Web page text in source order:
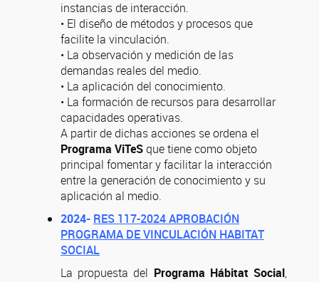
instancias de interacción.
• El diseño de métodos y procesos que
facilite la vinculación.
• La observación y medición de las
demandas reales del medio.
• La aplicación del conocimiento.
• La formación de recursos para desarrollar
capacidades operativas.
A partir de dichas acciones se ordena el
Programa ViTeSque tiene como objeto
principal fomentar y facilitar la interacción
entre la generación de conocimiento y su
aplicación al medio.
2024- RES 117-2024 APROBACIÓN
PROGRAMA DE VINCULACIÓN HABITAT
SOCIAL
La propuesta del Programa Hábitat Social,